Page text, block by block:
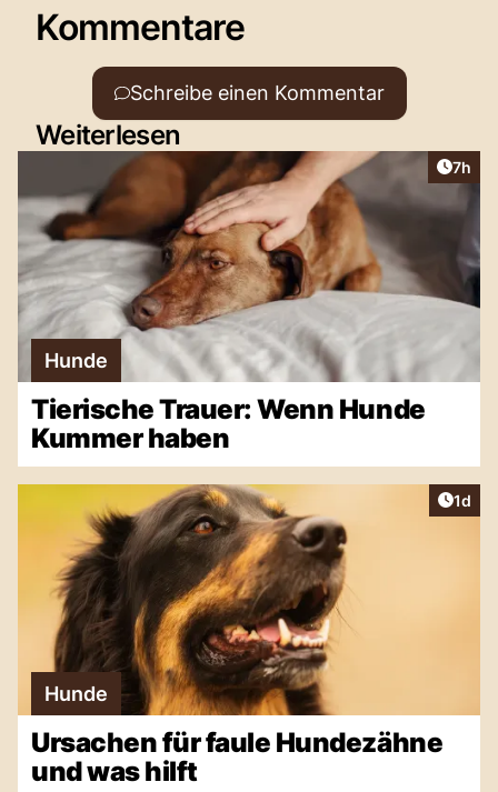
Kommentare
Schreibe einen Kommentar
Weiterlesen
7h
Hunde
Tierische Trauer: Wenn Hunde
Kummer haben
1d
Hunde
Ursachen für faule Hundezähne
und was hilft